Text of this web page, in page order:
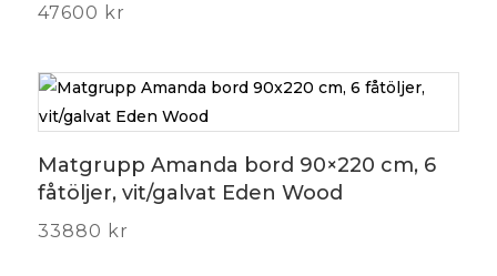
47600 kr
Matgrupp Amanda bord 90×220 cm, 6
fåtöljer, vit/galvat Eden Wood
33880 kr